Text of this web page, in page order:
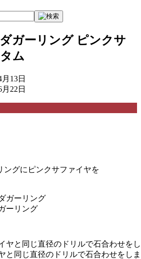
ガーリング ピンクサ
ム
13日
22日
ングにピンクサファイヤを
ーリング
と同じ直径のドリルで石合わせをし